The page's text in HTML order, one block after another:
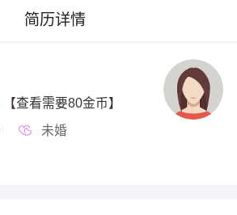
简历详情
【查看需要80金币】
未婚